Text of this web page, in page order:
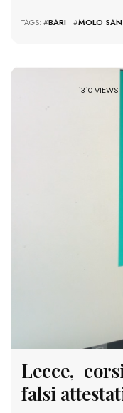
TAGS: #BARI #MOLO
1310 VIEWS
Lecce,
falsi